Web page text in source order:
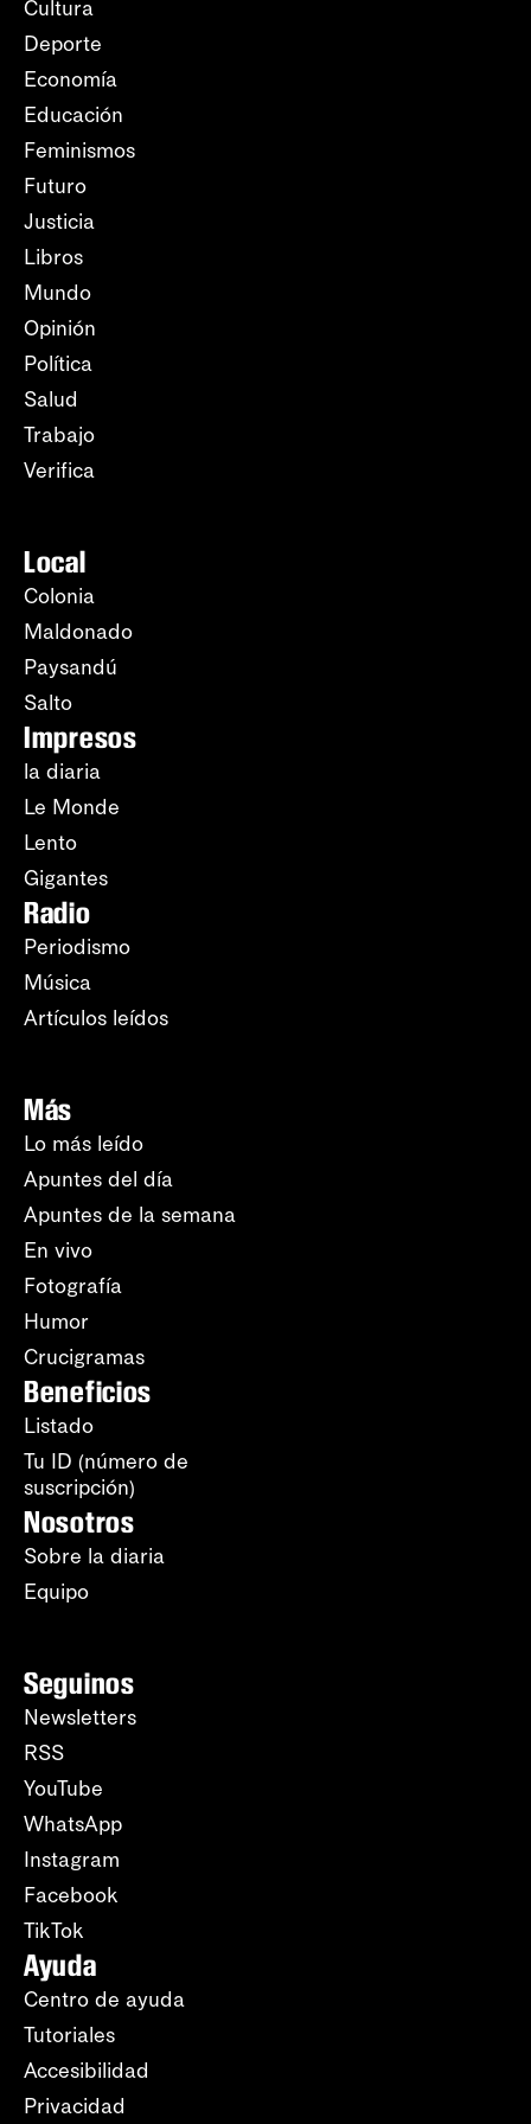
Cultura
Deporte
Economía
Educación
Feminismos
Futuro
Justicia
Libros
Mundo
Opinión
Política
Salud
Trabajo
Verifica
Local
Colonia
Maldonado
Paysandú
Salto
Impresos
la diaria
Le Monde
Lento
Gigantes
Radio
Periodismo
Música
Artículos leídos
Más
Lo más leído
Apuntes del día
Apuntes de la semana
En vivo
Fotografía
Humor
Crucigramas
Beneficios
Listado
Tu ID (número de
suscripción)
Nosotros
Sobre la diaria
Equipo
Seguinos
Newsletters
RSS
YouTube
WhatsApp
Instagram
Facebook
TikTok
Ayuda
Centro de ayuda
Tutoriales
Accesibilidad
Privacidad